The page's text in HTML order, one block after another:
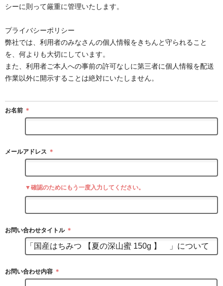
シーに則って厳重に管理いたします。
プライバシーポリシー
弊社では、利用者のみなさんの個人情報をきちんと守られること
を、何よりも大切にしています。
また、利用者ご本人への事前の許可なしに第三者に個人情報を配送
作業以外に開示することは絶対にいたしません。
お名前 ＊
メールアドレス ＊
▼確認のためにもう一度入力してください。
お問い合わせタイトル ＊
お問い合わせ内容 ＊